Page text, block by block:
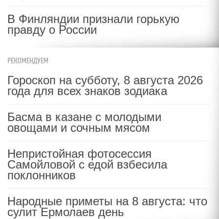
В Финляндии признали горькую
правду о России
РЕКОМЕНДУЕМ
Гороскоп на субботу, 8 августа 2026
года для всех знаков зодиака
Басма в казане с молодыми
овощами и сочным мясом
Непристойная фотосессия
Самойловой с едой взбесила
поклонников
Народные приметы на 8 августа: что
сулит Ермолаев день